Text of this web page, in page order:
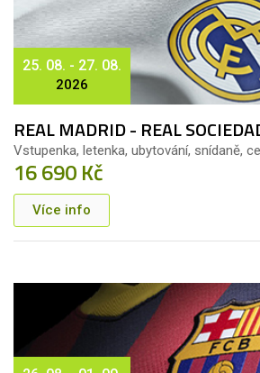
25. 08. - 27. 08.
2026
REAL MADRID - REAL
Vstupenka, letenka, ubytování, snídaně,
16 690 Kč
Více info